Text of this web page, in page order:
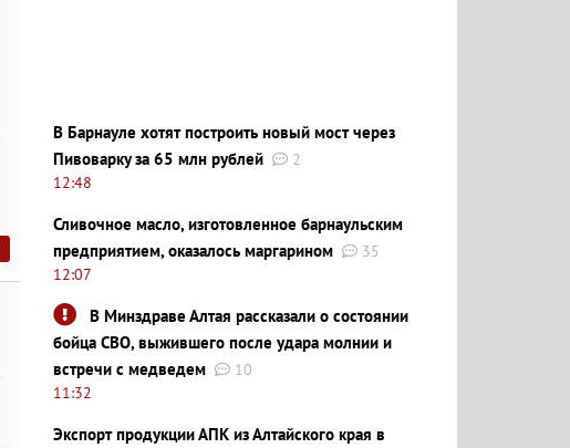
В Барнауле хотят построить новый мост через
Пивоварку за 65 млн рублей
2
12:48
Сливочное масло, изготовленное барнаульским
предприятием, оказалось маргарином
35
12:07
В Минздраве Алтая рассказали о состоянии
бойца СВО, выжившего после удара молнии и
встречи с медведем
10
11:32
Экспорт продукции АПК из Алтайского края в